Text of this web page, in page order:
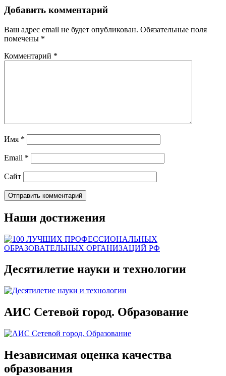
Добавить комментарий
Ваш адрес email не будет опубликован. Обязательные поля
помечены *
Комментарий *
Имя *
Email *
Сайт
Наши достижения
Десятилетие науки и технологии
АИС Сетевой город. Образование
Независимая оценка качества
образования